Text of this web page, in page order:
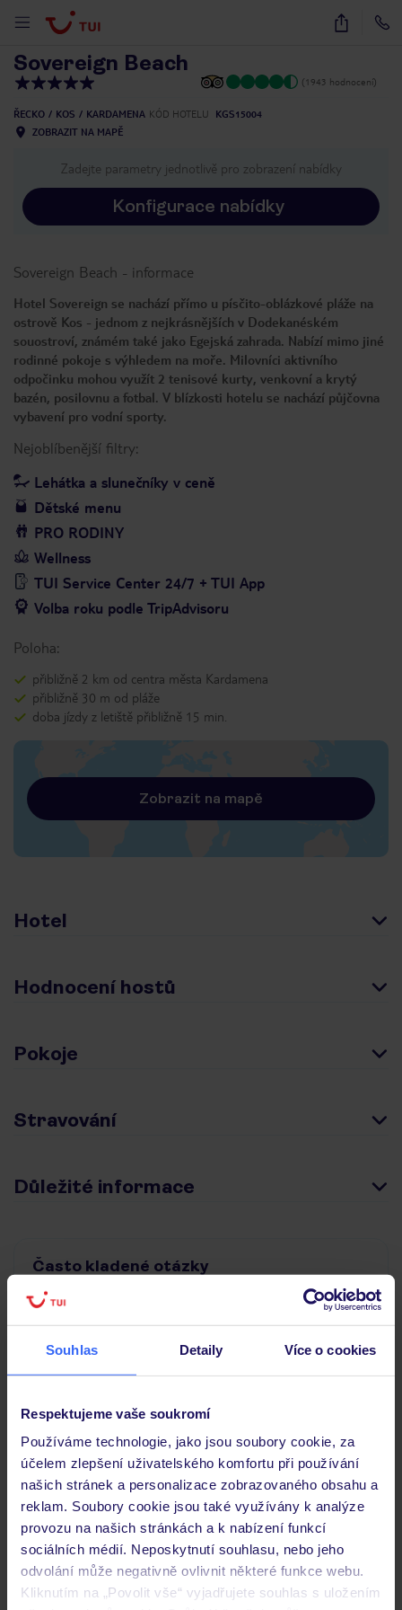
Souhlas Detaily Více o cookies
Respektujeme vaše soukromí
Používáme technologie, jako jsou soubory cookie, za
účelem zlepšení uživatelského komfortu při používání
našich stránek a personalizace zobrazovaného obsahu a
reklam. Soubory cookie jsou také využívány k analýze
provozu na našich stránkách a k nabízení funkcí
sociálních médií. Neposkytnutí souhlasu, nebo jeho
odvolání může negativně ovlivnit některé funkce webu.
Kliknutím na „Povolit vše“ vyjadřujete souhlas s uložením
41
Sovereign Beach
(1943 hodnocení)
ŘECKO KOS KARDAMENA KÓD HOTELU
KGS15004
ZOBRAZIT NA MAPĚ
Zadejte parametry jednotlivě pro zobrazení nabídky
Konfigurace nabídky
Sovereign Beach - informace
Hotel Sovereign se nachází přímo u písčito-oblázkové pláže na
ostrově Kos - jednom z nejkrásnějších v Dodekanéském
souostroví, známém také jako Egejská zahrada. Nabízí mimo jiné
rodinné pokoje s výhledem na moře. Milovníci aktivního
odpočinku mohou využít 2 tenisové kurty, venkovní a krytý
bazén, posilovnu a fotbal. V blízkosti hotelu se nachází půjčovna
vybavení pro vodní sporty.
Nejoblíbenější filtry:
Lehátka a slunečníky v ceně
Dětské menu
PRO RODINY
Wellness
TUI Service Center 24/7 + TUI App
Volba roku podle TripAdvisoru
Poloha:
přibližně 2 km od centra města Kardamena
přibližně 30 m od pláže
doba jízdy z letiště přibližně 15 min.
Zobrazit na mapě
Hotel
Hodnocení hostů
Pokoje
Stravování
Důležité informace
Často kladené otázky
Jaké doklady jsou potřebné při cestování?
Zobrazit další
Objevte další hotely v okolí